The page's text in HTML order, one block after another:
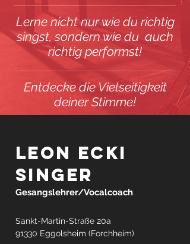
Lerne nicht nur wie du richtig
singst, sondern wie du auch
richtig performst!
Entdecke die Vielseitigkeit
deiner Stimme!
Leon Ecki
Singer
Gesangslehrer/Vocalcoach
Sankt-Martin-Straße 20a
91330 Eggolsheim (Forchheim)